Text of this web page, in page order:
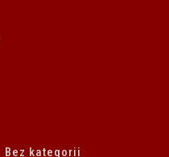
Bez kategorii